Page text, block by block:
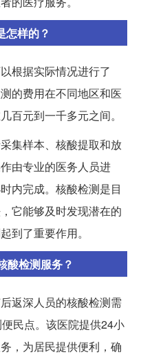
怎样的？
根据实际情况进行了
的费用在不同地区和医
百元到一千多元之间。
集样本、核酸提取和放
由专业的医务人员进
内完成。核酸检测是目
它能够及时发现潜在的
到了重要作用。
酸检测服务？
返深人员的核酸检测需
民点。该医院提供24小
，为居民提供便利，确